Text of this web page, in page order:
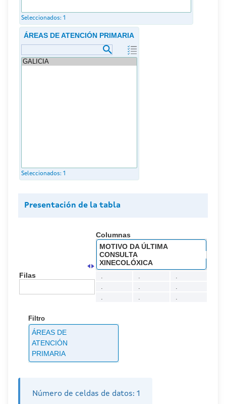
Seleccionados: 1
ÁREAS DE ATENCIÓN PRIMARIA
Seleccionados: 1
Presentación de la tabla
Columnas
MOTIVO DA ÚLTIMA
CONSULTA
XINECOLÓXICA
Filas
Filtro
ÁREAS DE
ATENCIÓN
PRIMARIA
Número de celdas de datos: 1